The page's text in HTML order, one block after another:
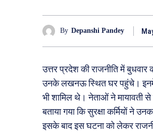
By Depanshi Pandey
उत्तर प्रदेश की राजनीति में
उनके लखनऊ स्थित घर पहुंचे। इनमें
भी शामिल थे। नेताओं ने मायावती
बताया गया कि सुरक्षा कर्मियों ने
इसके बाद इस घटना को लेकर